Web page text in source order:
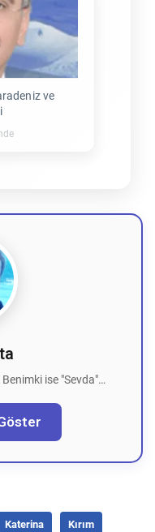
ve
ise "Sevda"…
Katerina Kırım